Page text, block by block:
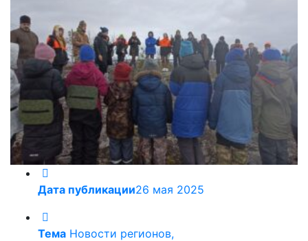
Дата публикации26 мая 2025
Тема Новости регионов,